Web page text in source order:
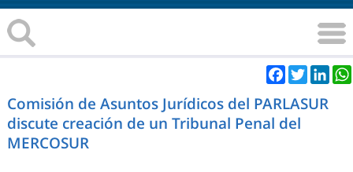
Facebook
Twitter
Comisión de Asuntos Jurídicos del PARLASUR
discute creación de un Tribunal Penal del
MERCOSUR